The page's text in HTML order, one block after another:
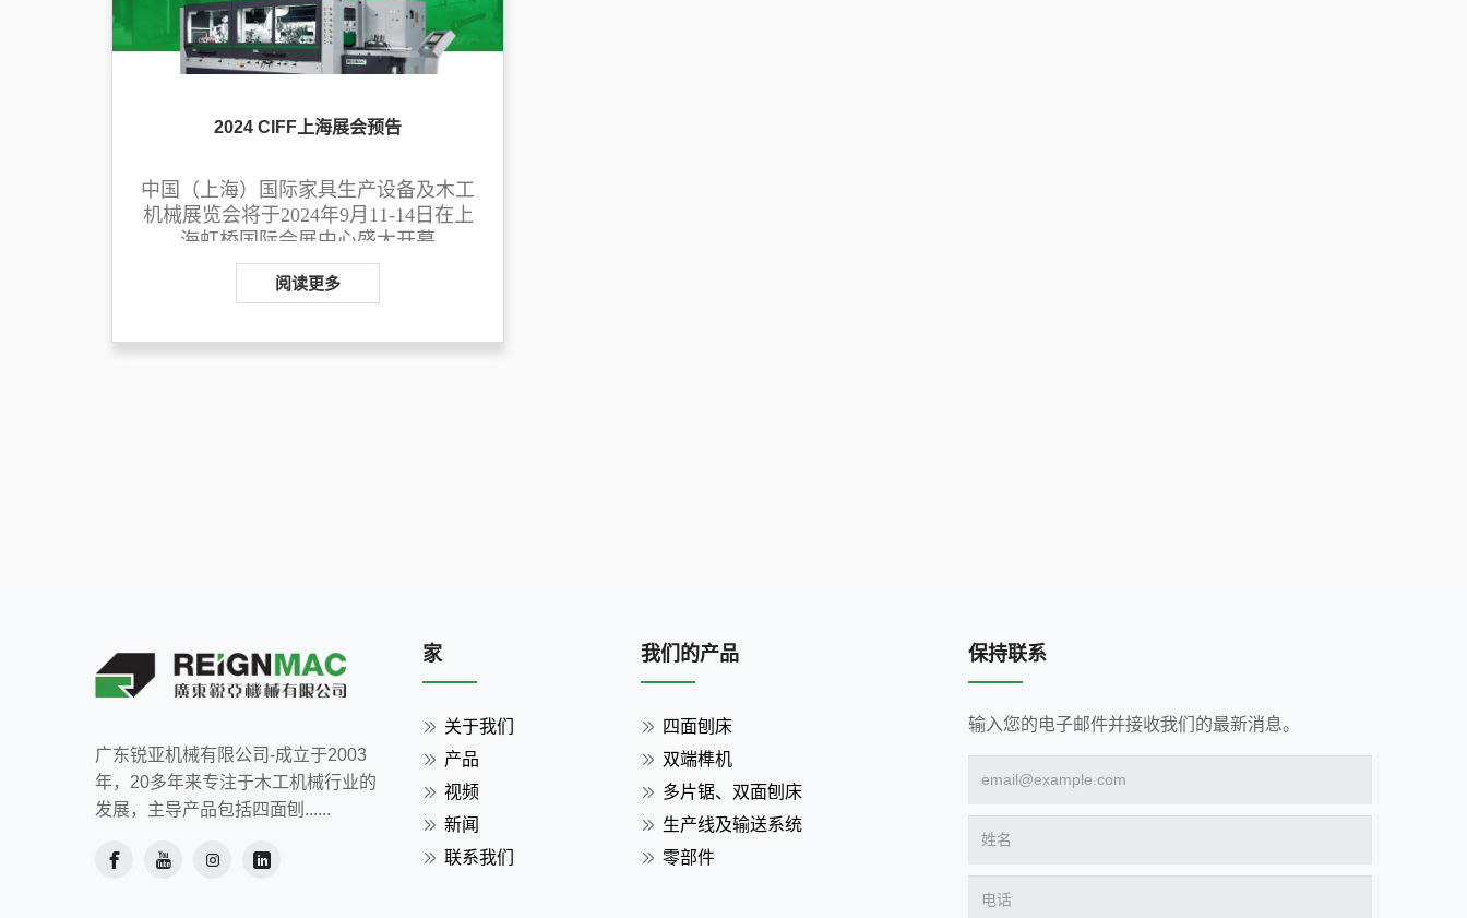
2024 CIFF上海展会预告
中国（上海）国际家具生产设备及木工
机械展览会将于2024年9月11-14日在上
海虹桥国际会展中心盛大开幕
阅读更多
广东锐亚机械有限公司-成立于2003
年，20多年来专注于木工机械行业的
发展，主导产品包括四面刨......
家
关于我们
产品
视频
新闻
联系我们
我们的产品
四面刨床
双端榫机
多片锯、双面刨床
生产线及输送系统
零部件
保持联系
输入您的电子邮件并接收我们的最新消息。